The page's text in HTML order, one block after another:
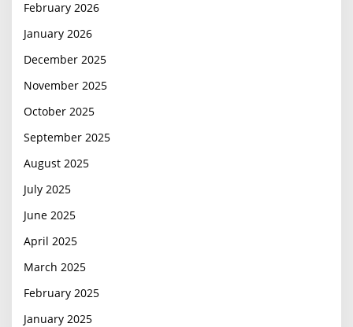
February 2026
January 2026
December 2025
November 2025
October 2025
September 2025
August 2025
July 2025
June 2025
April 2025
March 2025
February 2025
January 2025